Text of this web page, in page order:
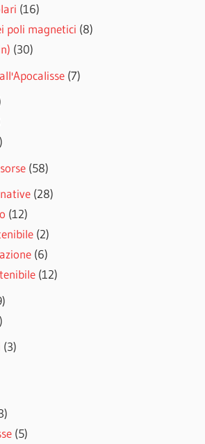
(16)
poli magnetici (8)
(30)
(7)
(58)
(28)
(12)
(2)
(6)
(12)
(3)
(5)